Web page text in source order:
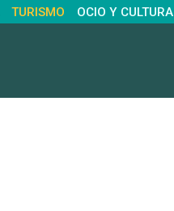
TURISMO OCIO Y CULTURA